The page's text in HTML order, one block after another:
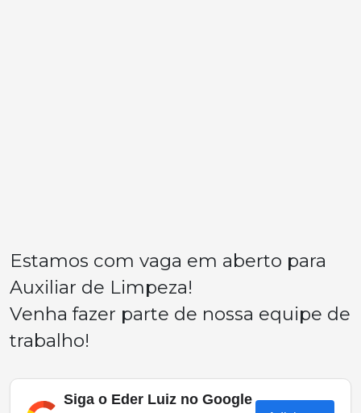
Estamos com vaga em aberto para
Auxiliar de Limpeza!
Venha fazer parte de nossa equipe de
trabalho!
Siga o Eder Luiz no Google